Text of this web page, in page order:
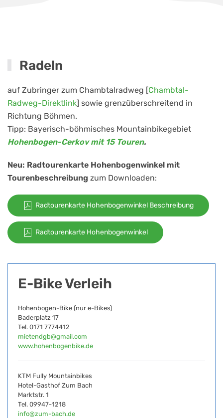
Radeln
auf Zubringer zum Chambtalradweg [Chambtal-
Radweg-Direktlink] sowie grenzüberschreitend in
Richtung Böhmen.
Tipp: Bayerisch-böhmisches Mountainbikegebiet
Hohenbogen-Cerkov mit 15 Touren.
Neu: Radtourenkarte Hohenbogenwinkel mit
Tourenbeschreibung zum Downloaden:
Radtourenkarte Hohenbogenwinkel Beschreibung
Radtourenkarte Hohenbogenwinkel
E-Bike Verleih
Hohenbogen-Bike (nur e-Bikes)
Baderplatz 17
Tel. 0171 7774412
mietendgb@gmail.com
www.hohenbogenbike.de
KTM Fully Mountainbikes
Hotel-Gasthof Zum Bach
Marktstr. 1
Tel. 09947-1218
info@zum-bach.de